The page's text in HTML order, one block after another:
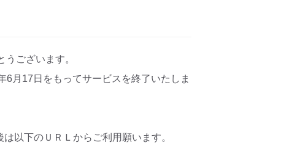
ございます。
月17日をもってサービスを終了いたしま
以下のＵＲＬからご利用願います。